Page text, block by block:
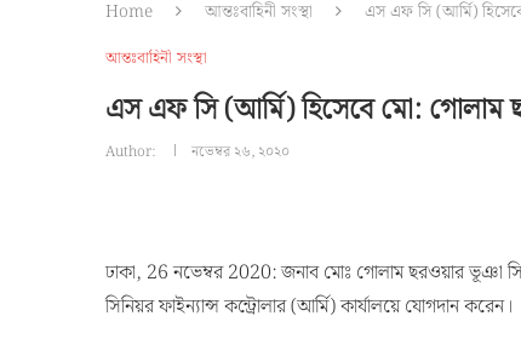
Home আন্তঃবাহিনী সংস্থা এস এফ সি (আর্মি)
আন্তঃবাহিনী সংস্থা
এস এফ সি (আর্মি) হিসেবে মো:
Author: নভেম্বর ২৬, ২০২০
ঢাকা, 26 নভেম্বর 2020: জনাব মোঃ গোলাম ছরওয়ার ভূঞা
সিনিয়র ফাইন্যান্স কন্ট্রোলার (আর্মি) কার্যালয়ে যোগদান করেন।